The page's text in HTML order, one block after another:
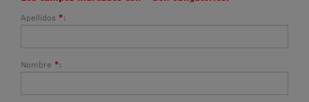
Apellidos *:
Nombre *: